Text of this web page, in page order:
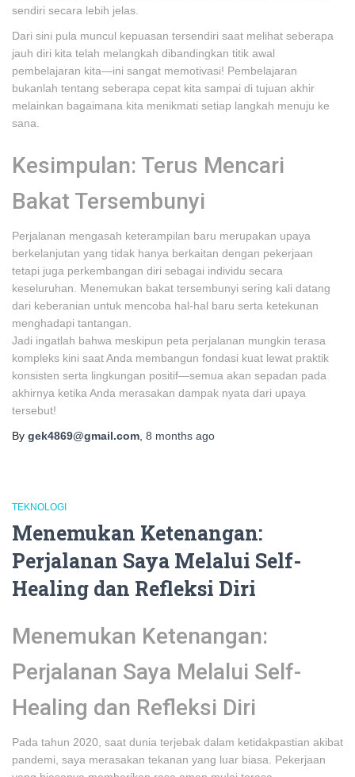
sendiri secara lebih jelas.
Dari sini pula muncul kepuasan tersendiri saat melihat seberapa
jauh diri kita telah melangkah dibandingkan titik awal
pembelajaran kita—ini sangat memotivasi! Pembelajaran
bukanlah tentang seberapa cepat kita sampai di tujuan akhir
melainkan bagaimana kita menikmati setiap langkah menuju ke
sana.
Kesimpulan: Terus Mencari
Bakat Tersembunyi
Perjalanan mengasah keterampilan baru merupakan upaya
berkelanjutan yang tidak hanya berkaitan dengan pekerjaan
tetapi juga perkembangan diri sebagai individu secara
keseluruhan. Menemukan bakat tersembunyi sering kali datang
dari keberanian untuk mencoba hal-hal baru serta ketekunan
menghadapi tantangan.
Jadi ingatlah bahwa meskipun peta perjalanan mungkin terasa
kompleks kini saat Anda membangun fondasi kuat lewat praktik
konsisten serta lingkungan positif—semua akan sepadan pada
akhirnya ketika Anda merasakan dampak nyata dari upaya
tersebut!
By gek4869@gmail.com 8 months ago
TEKNOLOGI
Menemukan Ketenangan:
Perjalanan Saya Melalui Self-
Healing dan Refleksi Diri
Menemukan Ketenangan:
Perjalanan Saya Melalui Self-
Healing dan Refleksi Diri
Pada tahun 2020, saat dunia terjebak dalam ketidakpastian akibat
pandemi, saya merasakan tekanan yang luar biasa. Pekerjaan